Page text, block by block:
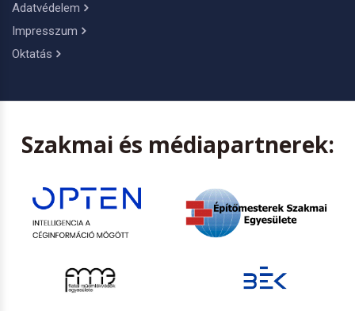
Adatvédelem
Impresszum
Oktatás
Szakmai és médiapartnerek: